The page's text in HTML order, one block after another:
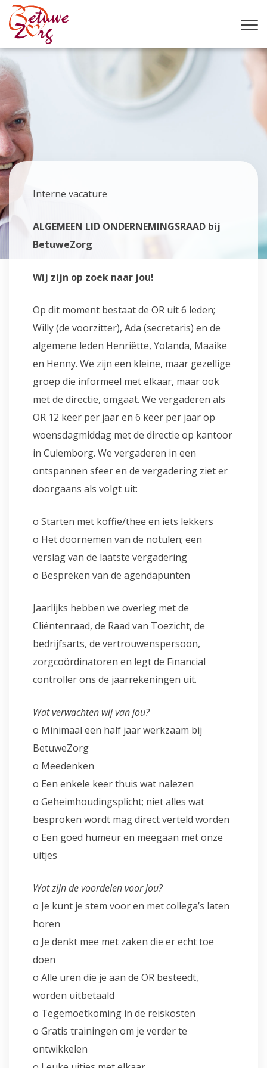
Interne vacature
ALGEMEEN LID ONDERNEMINGSRAAD bij
BetuweZorg
Wij zijn op zoek naar jou!
Op dit moment bestaat de OR uit 6 leden;
Willy (de voorzitter), Ada (secretaris) en de
algemene leden Henriëtte, Yolanda, Maaike
en Henny. We zijn een kleine, maar gezellige
groep die informeel met elkaar, maar ook
met de directie, omgaat. We vergaderen als
OR 12 keer per jaar en 6 keer per jaar op
woensdagmiddag met de directie op kantoor
in Culemborg. We vergaderen in een
ontspannen sfeer en de vergadering ziet er
doorgaans als volgt uit:
o Starten met koffie/thee en iets lekkers
o Het doornemen van de notulen; een
verslag van de laatste vergadering
o Bespreken van de agendapunten
Jaarlijks hebben we overleg met de
Cliëntenraad, de Raad van Toezicht, de
bedrijfsarts, de vertrouwenspersoon,
zorgcoördinatoren en legt de Financial
controller ons de jaarrekeningen uit.
Wat verwachten wij van jou?
o Minimaal een half jaar werkzaam bij
BetuweZorg
o Meedenken
o Een enkele keer thuis wat nalezen
o Geheimhoudingsplicht; niet alles wat
besproken wordt mag direct verteld worden
o Een goed humeur en meegaan met onze
uitjes
Wat zijn de voordelen voor jou?
o Je kunt je stem voor en met collega’s laten
horen
o Je denkt mee met zaken die er echt toe
doen
o Alle uren die je aan de OR besteedt,
worden uitbetaald
o Tegemoetkoming in de reiskosten
o Gratis trainingen om je verder te
ontwikkelen